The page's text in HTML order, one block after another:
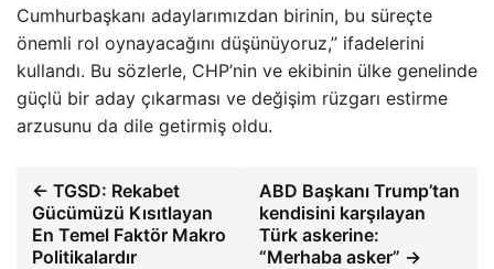
Cumhurbaşkanı adaylarımızdan birinin, bu süreçte
önemli rol oynayacağını düşünüyoruz,” ifadelerini
kullandı. Bu sözlerle, CHP’nin ve ekibinin ülke genelinde
güçlü bir aday çıkarması ve değişim rüzgarı estirme
arzusunu da dile getirmiş oldu.
← TGSD: Rekabet
Gücümüzü Kısıtlayan
En Temel Faktör Makro
Politikalardır
ABD Başkanı Trump’tan
kendisini karşılayan
Türk askerine:
“Merhaba asker” →